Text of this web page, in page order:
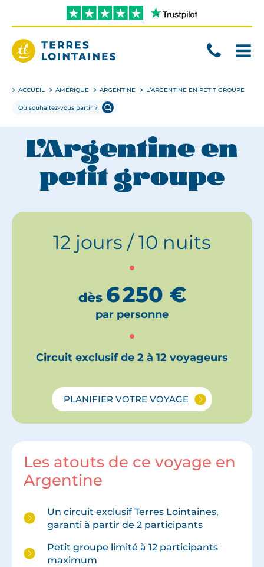
directement
contenu
ACCUEIL AMÉRIQUE ARGENTINE L’ARGENTINE EN PETIT GROUPE
L’Argentine en
petit groupe
12 jours / 10 nuits
dès 6 250 €
par personne
Circuit exclusif de 2 à 12 voyageurs
PLANIFIER VOTRE VOYAGE
Les atouts de ce voyage en
Argentine
Un circuit exclusif Terres Lointaines,
garanti à partir de 2 participants
Petit groupe limité à 12 participants
maximum